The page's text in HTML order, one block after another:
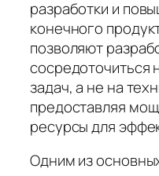
разработки и
конечного
позволяют
сосредоточиться
задач, а не на
предоставляя
ресурсы для
Одним из